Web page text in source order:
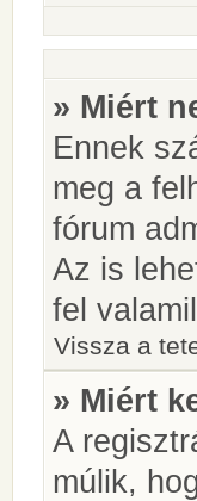
» Miért
Ennek
meg a
fórum
Az is
fel
Vissza a
» Miért
A
múlik,